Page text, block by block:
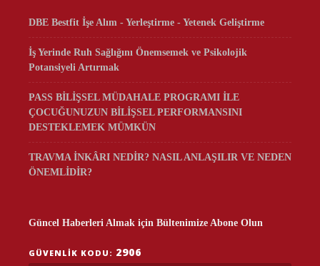
DBE Bestfit İşe Alım - Yerleştirme - Yetenek Geliştirme
İş Yerinde Ruh Sağlığını Önemsemek ve Psikolojik
Potansiyeli Artırmak
PASS BİLİŞSEL MÜDAHALE PROGRAMI İLE
ÇOCUĞUNUZUN BİLİŞSEL PERFORMANSINI
DESTEKLEMEK MÜMKÜN
TRAVMA İNKÂRI NEDİR? NASIL ANLAŞILIR VE NEDEN
ÖNEMLİDİR?
Güncel Haberleri Almak için Bültenimize Abone Olun
GÜVENLIK KODU: 2906